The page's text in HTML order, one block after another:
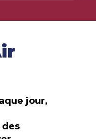
jour,
des